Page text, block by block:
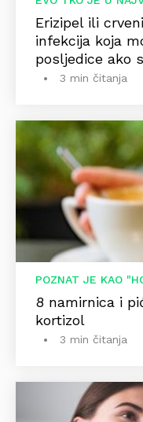
Erizipel ili
infekcija koja
posljedice ako
3 min čitanja
POZNAT JE KAO
8 namirnica i
kortizol
3 min čitanja